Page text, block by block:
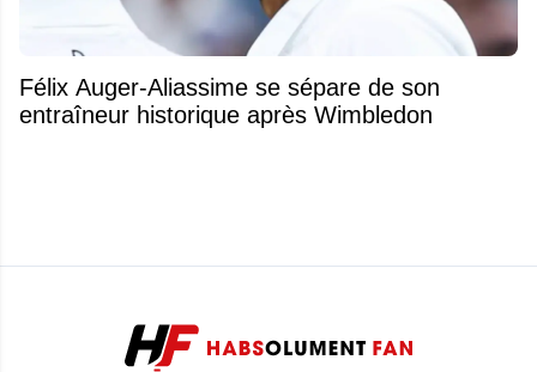
Félix Auger-Aliassime se sépare de son
entraîneur historique après Wimbledon